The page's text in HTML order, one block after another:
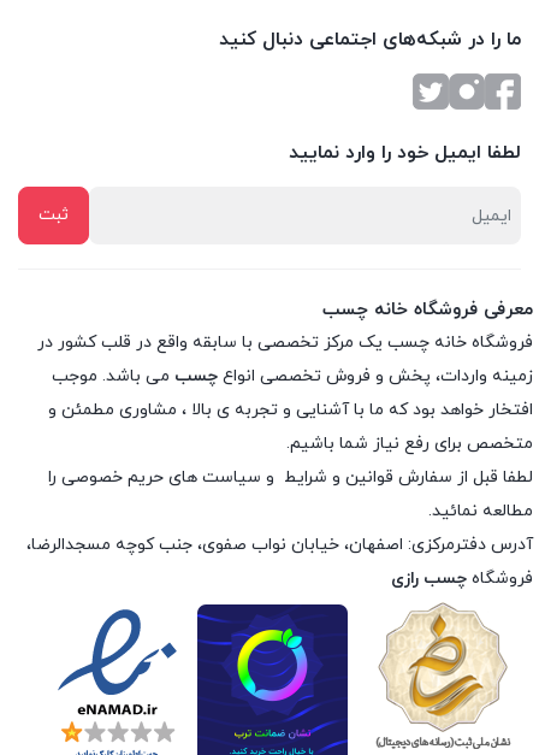
ما را در شبکه‌های اجتماعی دنبال کنید
لطفا ایمیل خود را وارد نمایید
معرفی فروشگاه خانه چسب
فروشگاه خانه چسب یک مرکز تخصصی با سابقه واقع در قلب کشور در
زمینه واردات، پخش و فروش تخصصی انواع چسب می باشد. موجب
افتخار خواهد بود که ما با آشنایی و تجربه ی بالا ، مشاوری مطمئن و
متخصص برای رفع نیاز شما باشیم.
لطفا قبل از سفارش قوانین و شرایط و سیاست های حریم خصوصی را
مطالعه نمائید.
آدرس دفترمرکزی: اصفهان، خیابان نواب صفوی، جنب کوچه مسجدالرضا،
فروشگاه چسب رازی